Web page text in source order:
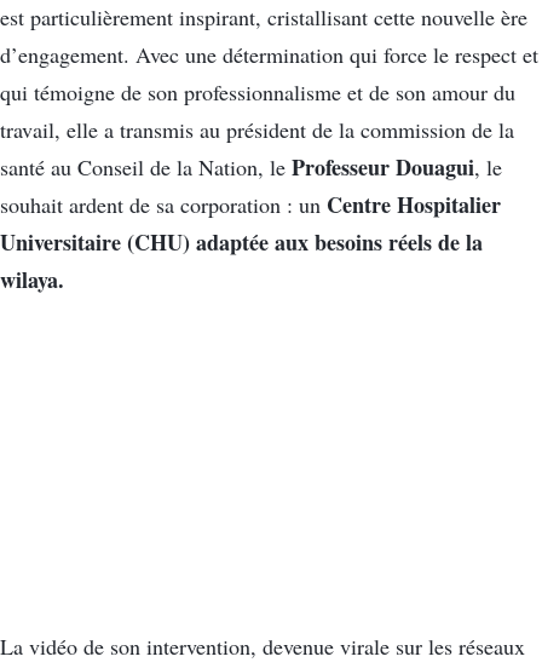
est particulièrement inspirant, cristallisant cette nouvelle ère
d’engagement. Avec une détermination qui force le respect et
qui témoigne de son professionnalisme et de son amour du
travail, elle a transmis au président de la commission de la
santé au Conseil de la Nation, le Professeur Douagui, le
souhait ardent de sa corporation : un Centre Hospitalier
Universitaire (CHU) adaptée aux besoins réels de la
wilaya.
La vidéo de son intervention, devenue virale sur les réseaux